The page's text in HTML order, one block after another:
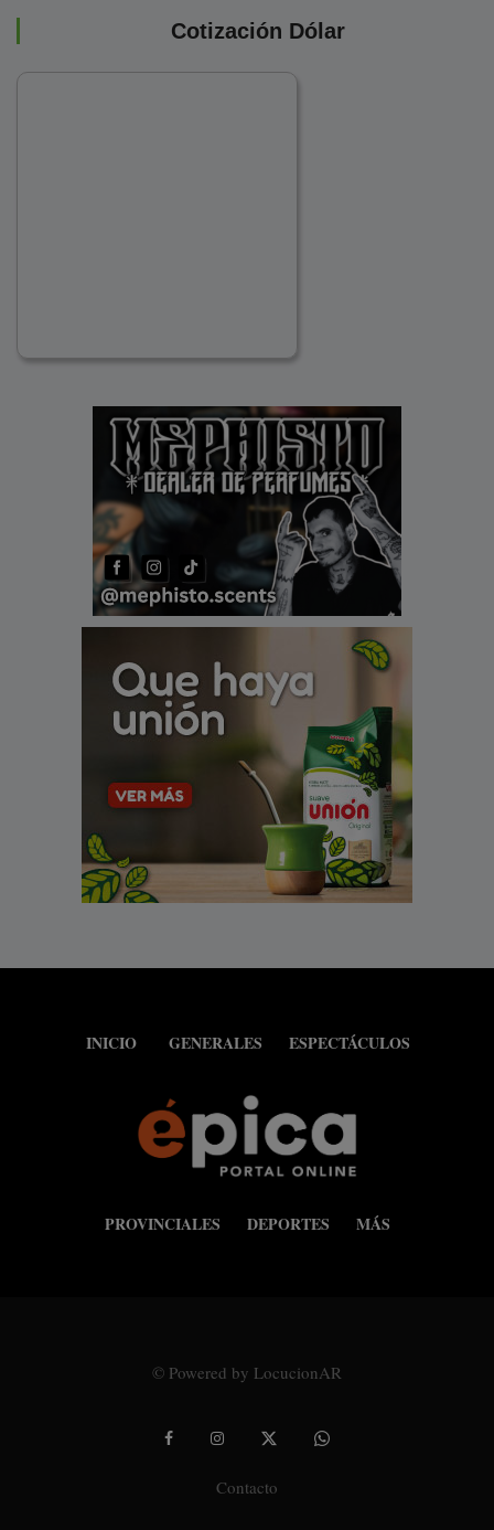
Cotización Dólar
INICIO GENERALES ESPECTÁCULOS
PROVINCIALES DEPORTES MÁS
© Powered by LocucionAR
Contacto